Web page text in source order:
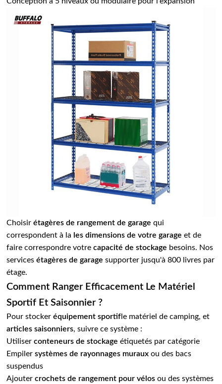
Choisirétagères de rangement de garage qui
correspondent à la les dimensions de votre garage et de
faire correspondre votrecapacité de stockage besoins. Nos
servicesétagères de garage supporter jusqu'à 800 livres par
étage.
Comment Ranger Efficacement Le Matériel
Sportif Et Saisonnier ?
Pour stockeréquipement sportifle matériel de camping, et
articles saisonniers, suivre ce système :
Utiliserconteneurs de stockage étiquetés par catégorie
Empilersystèmes de rayonnages muraux ou des bacs
suspendus
Ajoutercrochets de rangement pour vélos ou des systèmes